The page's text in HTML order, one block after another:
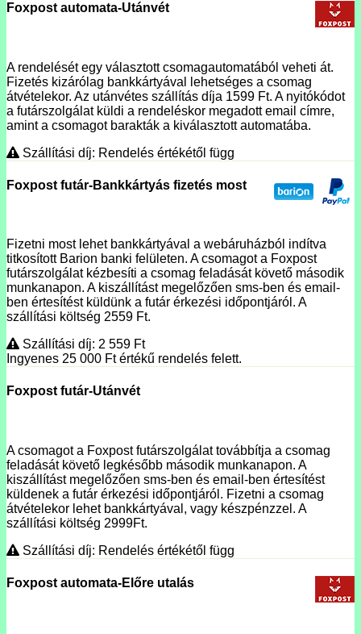
Foxpost automata-Utánvét
A rendelését egy választott csomagautomatából veheti át.
Fizetés kizárólag bankkártyával lehetséges a csomag
átvételekor. Az utánvétes szállítás díja 1599 Ft. A nyitókódot
a futárszolgálat küldi a rendeléskor megadott email címre,
amint a csomagot barakták a kiválasztott automatába.
Szállítási díj: Rendelés értékétől függ
Foxpost futár-Bankkártyás fizetés most
Fizetni most lehet bankkártyával a webáruházból indítva
titkosított Barion banki felületen. A csomagot a Foxpost
futárszolgálat kézbesíti a csomag feladását követő második
munkanapon. A kiszállítást megelőzően sms-ben és email-
ben értesítést küldünk a futár érkezési időpontjáról. A
szállítási költség 2559 Ft.
Szállítási díj: 2 559 Ft
Ingyenes 25 000 Ftértékű rendelés felett.
Foxpost futár-Utánvét
A csomagot a Foxpost futárszolgálat továbbítja a csomag
feladását követő legkésőbb második munkanapon. A
kiszállítást megelőzően sms-ben és email-ben értesítést
küldenek a futár érkezési időpontjáról. Fizetni a csomag
átvételekor lehet bankkártyával, vagy készpénzzel. A
szállítási költség 2999Ft.
Szállítási díj: Rendelés értékétől függ
Foxpost automata-Előre utalás